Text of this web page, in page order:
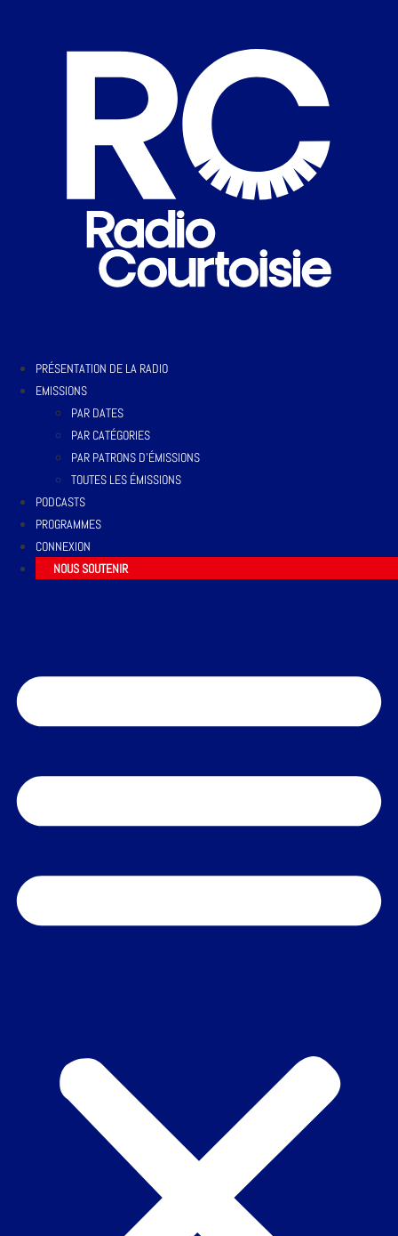
PRÉSENTATION DE LA RADIO
EMISSIONS
PAR DATES
PAR CATÉGORIES
PAR PATRONS D’ÉMISSIONS
TOUTES LES ÉMISSIONS
PODCASTS
PROGRAMMES
CONNEXION
NOUS SOUTENIR